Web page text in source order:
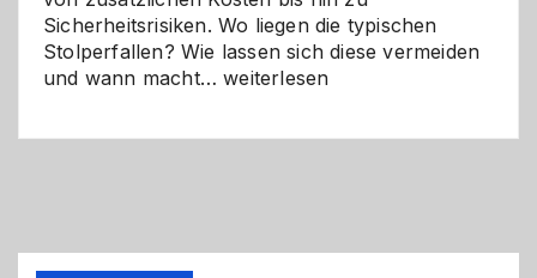
Sicherheitsrisiken. Wo liegen die typischen
Stolperfallen? Wie lassen sich diese vermeiden
und wann macht…Selber
weiterlesen